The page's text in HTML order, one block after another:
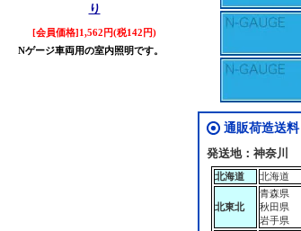
り
[会員価格]1,562円(税142円)
Nゲージ車両用の室内照明です。
通販荷造送料
発送地：神奈川
北海道 北海道
北東北
青森県
秋田県
岩手県